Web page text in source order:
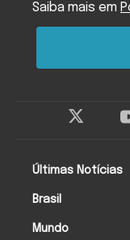
Últimas Notícias
Brasil
Mundo
Saiba mais em